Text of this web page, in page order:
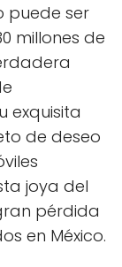
puede ser
millones de
exquisita
de deseo
joya del
pérdida
en México.